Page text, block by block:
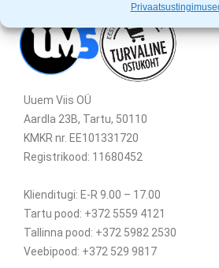
Uuem Viis OÜ
Aardla 23B, Tartu, 50110
KMKR nr. EE101331720
Registrikood: 11680452
Klienditugi: E-R 9.00 – 17.00
Tartu pood: +372 5559 4121
Tallinna pood: +372 5982 2530
Veebipood: +372 529 9817